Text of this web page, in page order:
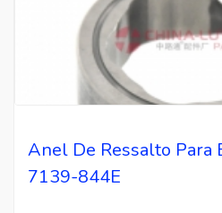
Anel De Ressalto Para
7139-844E